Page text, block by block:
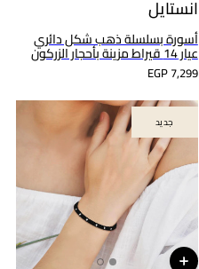
انستايل
أسورة بسلسلة ذهب شكل دائري
عيار 14 قيراط مزينة بأحجار الزركون
EGP 7,299
جديد
جديد